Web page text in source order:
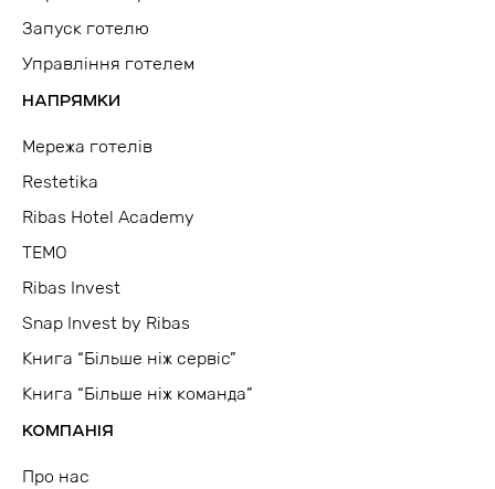
Запуск готелю
Управління готелем
НАПРЯМКИ
Мережа готелів
Restetika
Ribas Hotel Academy
TEMO
Ribas Invest
Snap Invest by Ribas
Книга “Більше ніж сервіс”
Книга “Більше ніж команда”
КОМПАНІЯ
Про нас